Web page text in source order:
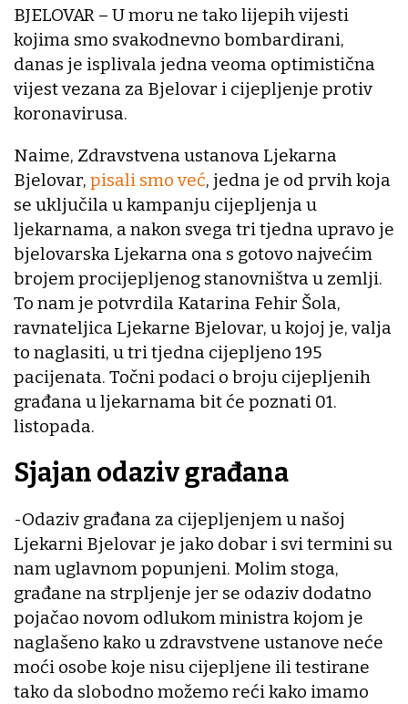
BJELOVAR – U moru ne tako lijepih vijesti
kojima smo svakodnevno bombardirani,
danas je isplivala jedna veoma optimistična
vijest vezana za Bjelovar i cijepljenje protiv
koronavirusa.
Naime, Zdravstvena ustanova Ljekarna
Bjelovar, pisali smo već, jedna je od prvih koja
se uključila u kampanju cijepljenja u
ljekarnama, a nakon svega tri tjedna upravo je
bjelovarska Ljekarna ona s gotovo najvećim
brojem procijepljenog stanovništva u zemlji.
To nam je potvrdila Katarina Fehir Šola,
ravnateljica Ljekarne Bjelovar, u kojoj je, valja
to naglasiti, u tri tjedna cijepljeno 195
pacijenata. Točni podaci o broju cijepljenih
građana u ljekarnama bit će poznati 01.
listopada.
Sjajan odaziv građana
-Odaziv građana za cijepljenjem u našoj
Ljekarni Bjelovar je jako dobar i svi termini su
nam uglavnom popunjeni. Molim stoga,
građane na strpljenje jer se odaziv dodatno
pojačao novom odlukom ministra kojom je
naglašeno kako u zdravstvene ustanove neće
moći osobe koje nisu cijepljene ili testirane
tako da slobodno možemo reći kako imamo